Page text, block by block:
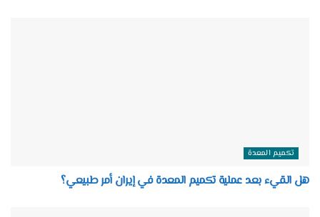
تكميم المعدة
هل القيء بعد عملية تكميم المعدة في إيران أمر طبيعي؟